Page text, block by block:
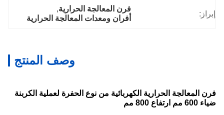
إبراز:
فرن المعالجة الحرارية,
أفران ومعدات المعالجة الحرارية
وصف المنتج
فرن المعالجة الحرارية الكهربائية من نوع الحفرة لعملية الكربنة
ضياء 600 مم ارتفاع 800 مم